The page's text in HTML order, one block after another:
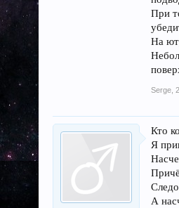
При
На
Serge
Кто
Я
А